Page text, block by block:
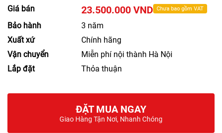
Giá bán 23.500.000 VND Chưa bao gồm VAT
Bảo hành
3 năm
Xuất xứ
Chính hãng
Vận chuyển
Miễn phí nội thành Hà Nội
Lắp đặt
Thỏa thuận
ĐẶT MUA NGAY
Giao Hàng Tận Nơi, Nhanh Chóng